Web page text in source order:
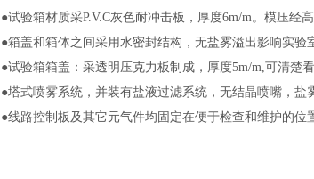
●试验箱材质采P.V.C灰色耐冲击板，厚度6m/m。 模压经
●箱盖和箱体之间采用水密封结构，无盐雾溢出影响实验
●试验箱箱盖：采透明压克力板制成，厚度5m/m,可清楚
●塔式喷雾系统，并装有盐液过滤系统，无结晶喷嘴，盐
●线路控制板及其它元气件均固定在便于检查和维护的位